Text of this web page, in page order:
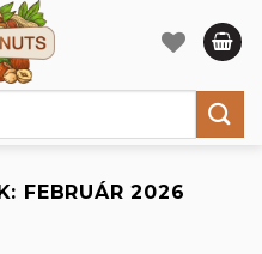
FEBRUÁR 2026